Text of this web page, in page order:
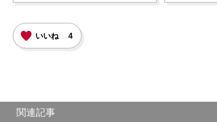
いいね 4
関連記事